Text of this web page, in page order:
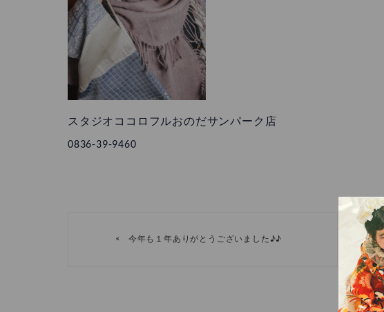
スタジオココロフルおのだサンパーク店
0836-39-9460
« 今年も１年ありがとうございました♪♪